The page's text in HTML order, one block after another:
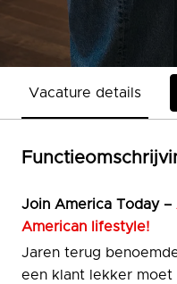
Vacature details
Join America Today –
American lifestyle!
Jaren terug
een klant lekker moet